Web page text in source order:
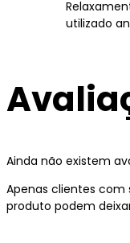
utilizado
Ainda não existem
Apenas clientes
produto podem